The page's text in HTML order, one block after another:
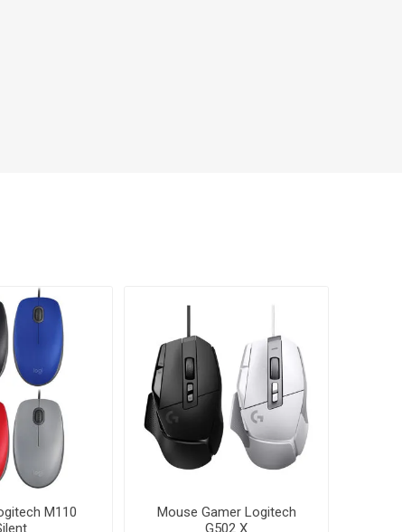
M110
Mouse Gamer Logitech
G502 X